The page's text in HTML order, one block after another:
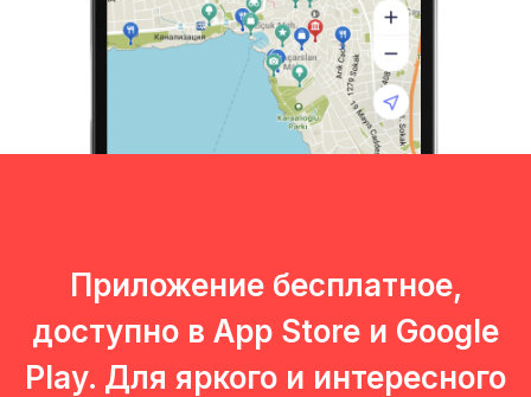
СОГЛАСИЕ НА ИСПОЛЬЗОВАНИЕ
COOKIE-ФАЙЛОВ И ЯНДЕКС.
Приложение бесплатное,
доступно в App Store и Google
Play. Для яркого и интересного